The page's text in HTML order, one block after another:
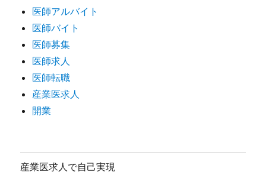
医師アルバイト
医師バイト
医師募集
医師求人
医師転職
産業医求人
開業
産業医求人で自己実現